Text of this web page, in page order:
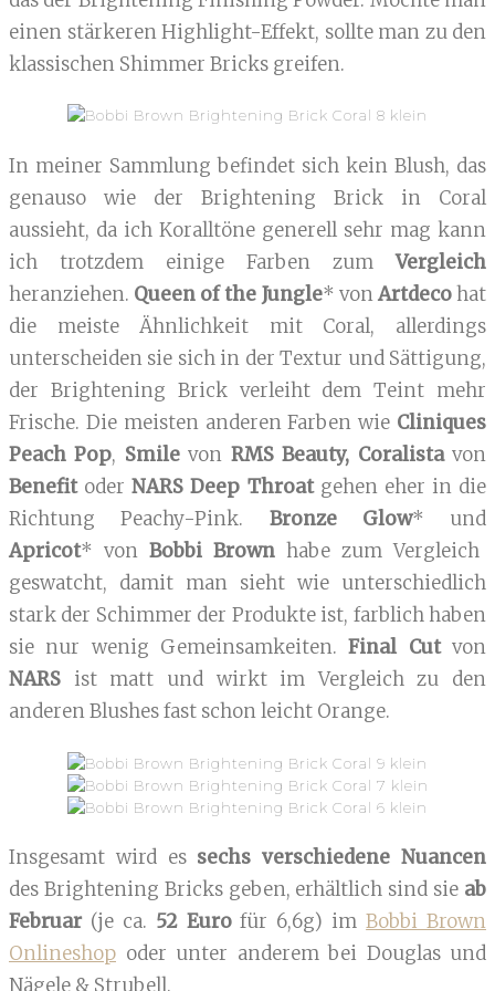
einen stärkeren Highlight-Effekt, sollte man zu den
klassischen Shimmer Bricks greifen.
In meiner Sammlung befindet sich kein Blush, das
genauso wie der Brightening Brick in Coral
aussieht, da ich Koralltöne generell sehr mag kann
ich trotzdem einige Farben zumVergleich
heranziehen. Queen of the Jungle* vonArtdecohat
die meiste Ähnlichkeit mit Coral, allerdings
unterscheiden sie sich in der Textur und Sättigung,
der Brightening Brick verleiht dem Teint mehr
Frische. Die meisten anderen Farben wie Cliniques
Peach Pop, Smilevon RMS Beauty, Coralistavon
Benefitoder NARS Deep Throatgehen eher in die
Richtung Peachy-Pink. Bronze Glow* und
Apricot* von Bobbi Brown habe zum Vergleich
geswatcht, damit man sieht wie unterschiedlich
stark der Schimmer der Produkte ist, farblich haben
sie nur wenig Gemeinsamkeiten.Final Cutvon
NARS ist matt und wirkt im Vergleich zu den
anderen Blushes fast schon leicht Orange.
Insgesamt wird es sechs verschiedene Nuancen
des Brightening Bricks geben, erhältlich sind sie ab
Februar(je ca. 52 Eurofür 6,6g) imBobbi Brown
Onlineshop oder unter anderem bei Douglas und
Nägele & Strubell.